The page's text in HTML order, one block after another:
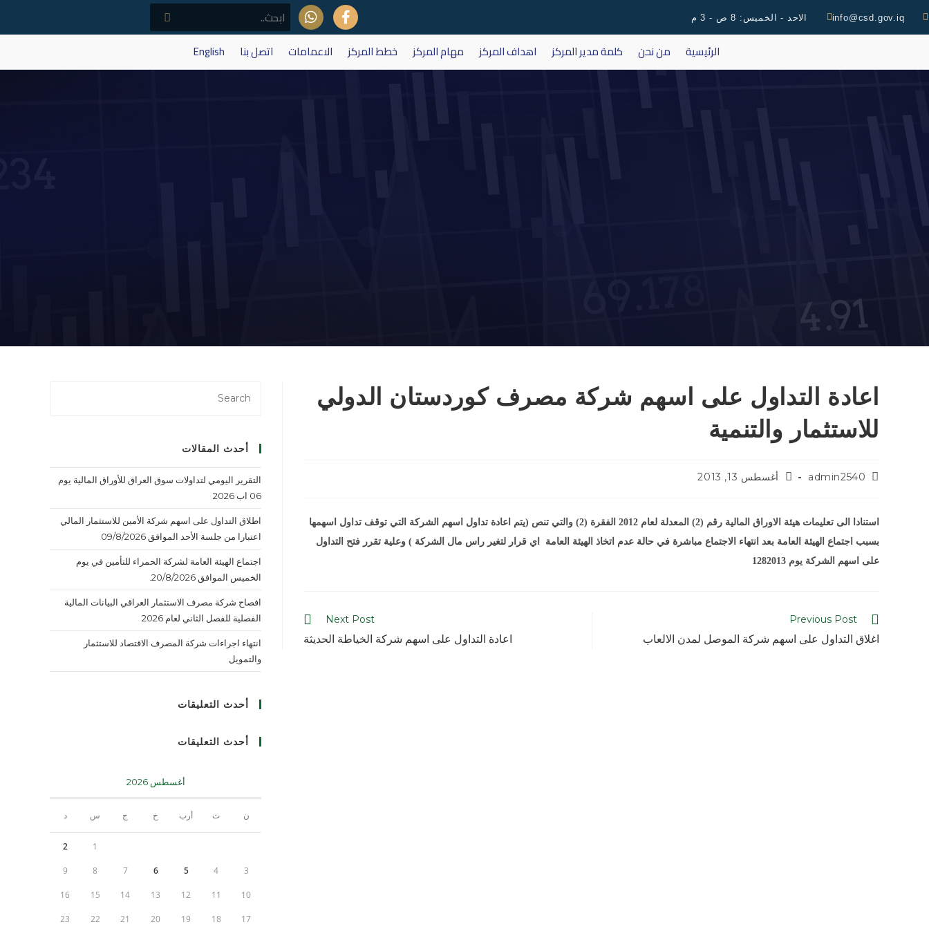
info@csd.gov.iq الاحد - الخميس: 8 ص - 3 م
الرئيسية من نحن كلمة مدير المركز اهداف المركز مهام المركز خطط المركز الاعمامات اتصل بنا English
اعادة التداول على اسهم شركة مصرف كوردستان الدولي
للاستثمار والتنمية
admin2540 أغسطس 13, 2013
استنادا الى تعليمات هيئة الاوراق المالية رقم (2) المعدلة لعام 2012 الفقرة (2) والتي تنص (يتم اعادة تداول اسهم الشركة التي توقف تداول اسهمها
بسبب اجتماع الهيئة العامة بعد انتهاء الاجتماع مباشرة في حالة عدم اتخاذ الهيئة العامة اي قرار لتغير راس مال الشركة ) وعلية تقرر فتح التداول
على اسهم الشركة يوم 1282013
Previous Post
اغلاق التداول على اسهم شركة الموصل لمدن الالعاب
Next Post
اعادة التداول على اسهم شركة الخياطة الحديثة
أحدث المقالات
التقرير اليومي لتداولات سوق العراق للأوراق المالية يوم
06 اب 2026
اطلاق التداول على اسهم شركة الأمين للاستثمار المالي
اعتبارا من جلسة الأحد الموافق 09/8/2026
اجتماع الهيئة العامة لشركة الحمراء للتأمين في يوم
الخميس الموافق 20/8/2026.
افصاح شركة مصرف الاستثمار العراقي البيانات المالية
الفصلية للفصل الثاني لعام 2026
انتهاء اجراءات شركة المصرف الاقتصاد للاستثمار
والتمويل
أحدث التعليقات
أحدث التعليقات
أغسطس 2026
ن ث أرب خ ج س د
1
2
3
4
5
6
7
8
9
10
11
12
13
14
15
16
17
18
19
20
21
22
23